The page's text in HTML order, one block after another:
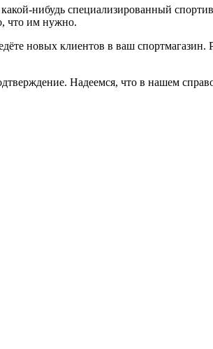
нибудь специализированный
что им нужно.
новых клиентов в ваш спортмагазин.
Надеемся, что в нашем